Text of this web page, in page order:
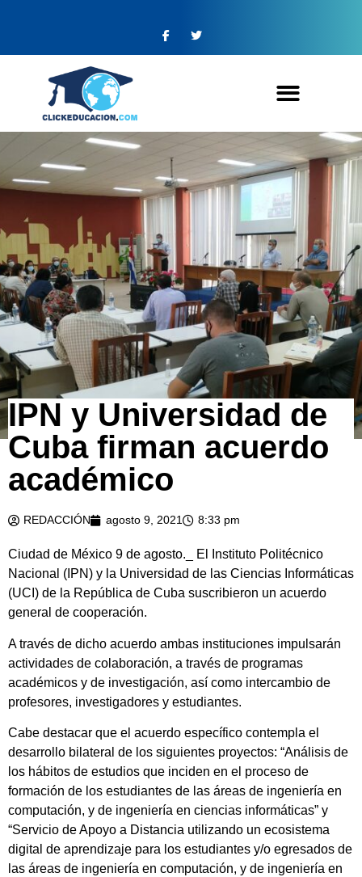
IPN y Universidad de
Cuba firman acuerdo
académico
REDACCIÓN agosto 9, 2021 8:33 pm
Ciudad de México 9 de agosto._ El Instituto Politécnico
Nacional (IPN) y la Universidad de las Ciencias Informáticas
(UCI) de la República de Cuba suscribieron un acuerdo
general de cooperación.
A través de dicho acuerdo ambas instituciones impulsarán
actividades de colaboración, a través de programas
académicos y de investigación, así como intercambio de
profesores, investigadores y estudiantes.
Cabe destacar que el acuerdo específico contempla el
desarrollo bilateral de los siguientes proyectos: “Análisis de
los hábitos de estudios que inciden en el proceso de
formación de los estudiantes de las áreas de ingeniería en
computación, y de ingeniería en ciencias informáticas” y
“Servicio de Apoyo a Distancia utilizando un ecosistema
digital de aprendizaje para los estudiantes y/o egresados de
las áreas de ingeniería en computación, y de ingeniería en